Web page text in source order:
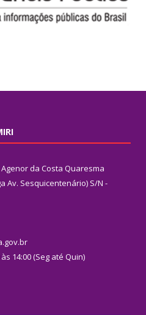
da Costa Quaresma
Av. Sesquicentenário) S/N -
14:00 (Seg até Quin)